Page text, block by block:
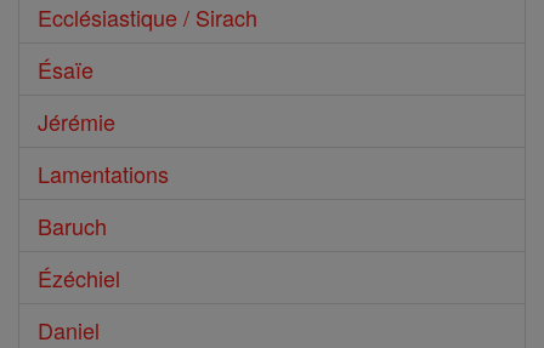
Ecclésiastique / Sirach
Ésaïe
Jérémie
Lamentations
Baruch
Ézéchiel
Daniel